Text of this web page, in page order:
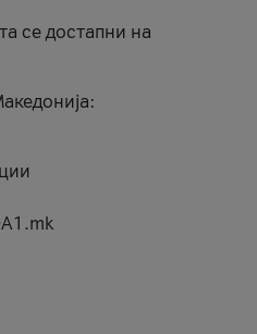
се достапни на